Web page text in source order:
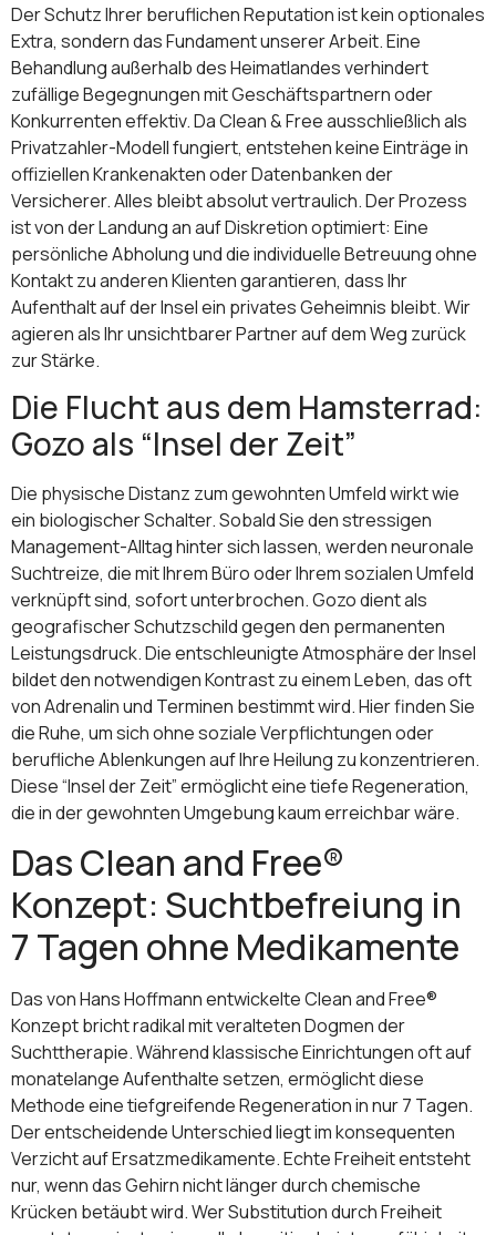
Der Schutz Ihrer beruflichen Reputation ist kein optionales
Extra, sondern das Fundament unserer Arbeit. Eine
Behandlung außerhalb des Heimatlandes verhindert
zufällige Begegnungen mit Geschäftspartnern oder
Konkurrenten effektiv. Da Clean & Free ausschließlich als
Privatzahler-Modell fungiert, entstehen keine Einträge in
offiziellen Krankenakten oder Datenbanken der
Versicherer. Alles bleibt absolut vertraulich. Der Prozess
ist von der Landung an auf Diskretion optimiert: Eine
persönliche Abholung und die individuelle Betreuung ohne
Kontakt zu anderen Klienten garantieren, dass Ihr
Aufenthalt auf der Insel ein privates Geheimnis bleibt. Wir
agieren als Ihr unsichtbarer Partner auf dem Weg zurück
zur Stärke.
Die Flucht aus dem Hamsterrad:
Gozo als “Insel der Zeit”
Die physische Distanz zum gewohnten Umfeld wirkt wie
ein biologischer Schalter. Sobald Sie den stressigen
Management-Alltag hinter sich lassen, werden neuronale
Suchtreize, die mit Ihrem Büro oder Ihrem sozialen Umfeld
verknüpft sind, sofort unterbrochen. Gozo dient als
geografischer Schutzschild gegen den permanenten
Leistungsdruck. Die entschleunigte Atmosphäre der Insel
bildet den notwendigen Kontrast zu einem Leben, das oft
von Adrenalin und Terminen bestimmt wird. Hier finden Sie
die Ruhe, um sich ohne soziale Verpflichtungen oder
berufliche Ablenkungen auf Ihre Heilung zu konzentrieren.
Diese “Insel der Zeit” ermöglicht eine tiefe Regeneration,
die in der gewohnten Umgebung kaum erreichbar wäre.
Das Clean and Free®
Konzept: Suchtbefreiung in
7 Tagen ohne Medikamente
Das von Hans Hoffmann entwickelte Clean and Free®
Konzept bricht radikal mit veralteten Dogmen der
Suchttherapie. Während klassische Einrichtungen oft auf
monatelange Aufenthalte setzen, ermöglicht diese
Methode eine tiefgreifende Regeneration in nur 7 Tagen.
Der entscheidende Unterschied liegt im konsequenten
Verzicht auf Ersatzmedikamente. Echte Freiheit entsteht
nur, wenn das Gehirn nicht länger durch chemische
Krücken betäubt wird. Wer Substitution durch Freiheit